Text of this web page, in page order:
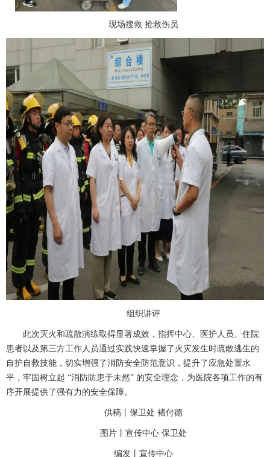
现场搜救 抢救伤员
组织讲评
此次灭火和疏散演练取得显著成效，指挥中心、医护人员、住院
患者以及第三方工作人员通过实践快速掌握了火灾发生时疏散逃生的
自护自救技能，切实增强了消防安全防范意识，提升了应急处置水
平，牢固树立起 “消防防患于未然” 的安全理念，为医院各项工作的有
序开展提供了强有力的安全保障。
供稿丨保卫处 褚付德
图片丨 宣传中心 保卫处
编发丨 宣传中心